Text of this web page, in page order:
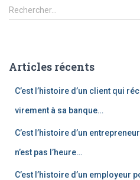
R
e
r
Rechercher…
Articles récents
C’est l’histoire d’un client qui
virement à sa banque…
C’est l’histoire d’un
n’est pas l’heure…
C’est l’histoire d’un employeur